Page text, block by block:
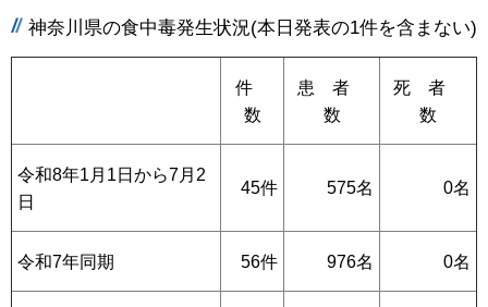
神奈川県の食中毒発生状況(本日発表の1件を含まない)
件
数
患 者
数
死 者
数
令和8年1月1日から7月2
日
45件 575名 0名
令和7年同期 56件 976名 0名